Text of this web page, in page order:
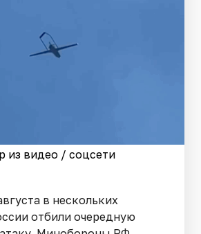
из видео / соцсети
в нескольких
отбили очередную